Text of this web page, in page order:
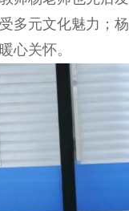
多元文化魅力；
心关怀。